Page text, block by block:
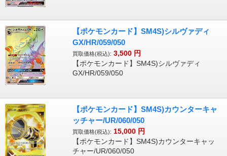
【ポケモンカード】SM4S)シルヴァディ
GX/HR/059/050
買取価格(税込): 3,500 円
【ポケモンカード】SM4S)シルヴァディ
GX/HR/059/050
【ポケモンカード】SM4S)カウンターキャ
ッチャー/UR/060/050
買取価格(税込): 15,000 円
【ポケモンカード】SM4S)カウンターキャッ
チャー/UR/060/050